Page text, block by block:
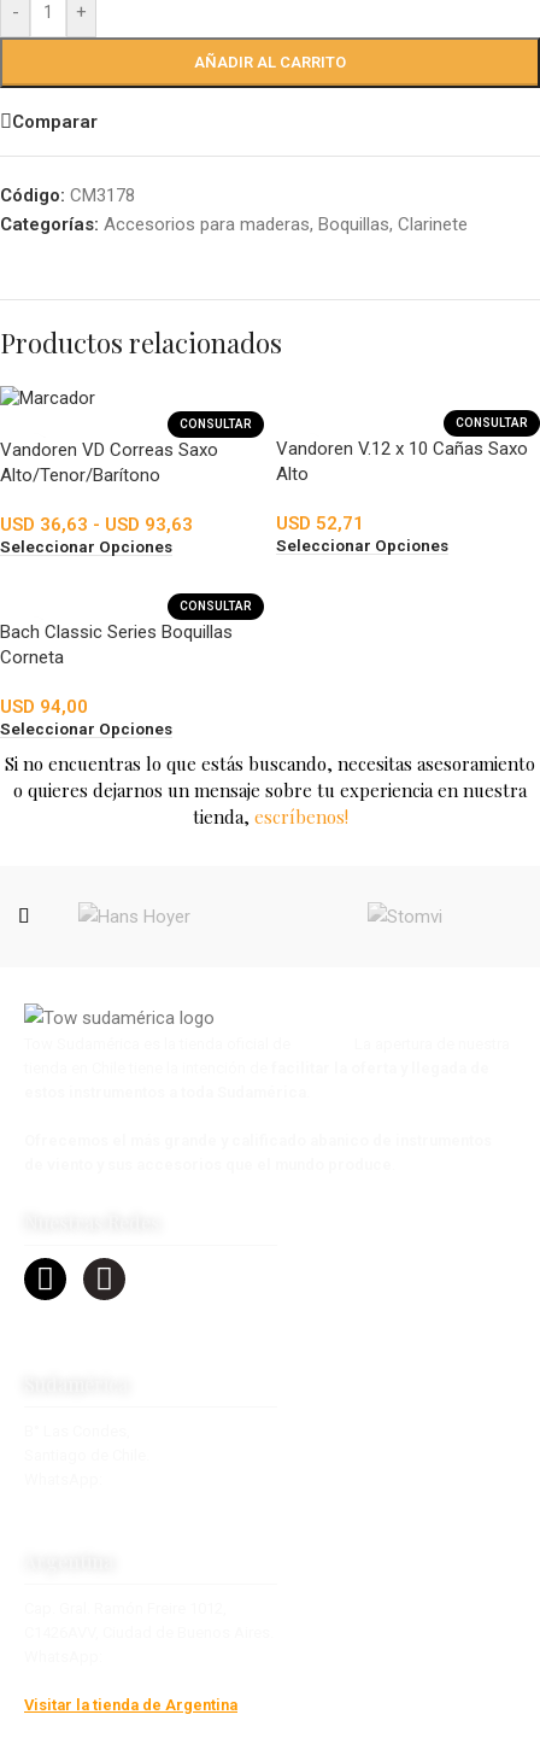
- +
AÑADIR AL CARRITO
Comparar
Código: CM3178
Categorías: Accesorios para maderas, Boquillas, Clarinete
Productos relacionados
CONSULTAR
Vandoren VD Correas Saxo
Alto/Tenor/Barítono
USD 36,63 - USD 93,63
Seleccionar Opciones
CONSULTAR
Vandoren V.12 x 10 Cañas Saxo
Alto
USD 52,71
Seleccionar Opciones
CONSULTAR
Bach Classic Series Boquillas
Corneta
USD 94,00
Seleccionar Opciones
Si no encuentras lo que estás buscando, necesitas asesoramiento
o quieres dejarnos un mensaje sobre tu experiencia en nuestra
tienda, escríbenos!
Visitar la tienda de Argentina